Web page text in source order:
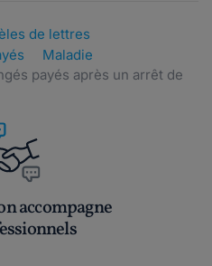
de lettres
Maladie
payés après un arrêt de
accompagne